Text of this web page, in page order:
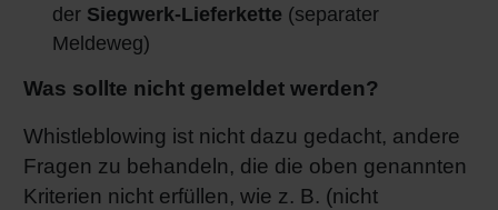
der Siegwerk-Lieferkette (separater
Meldeweg)
Was sollte nicht gemeldet werden?
Whistleblowing ist nicht dazu gedacht, andere
Fragen zu behandeln, die die oben genannten
Kriterien nicht erfüllen, wie z. B. (nicht